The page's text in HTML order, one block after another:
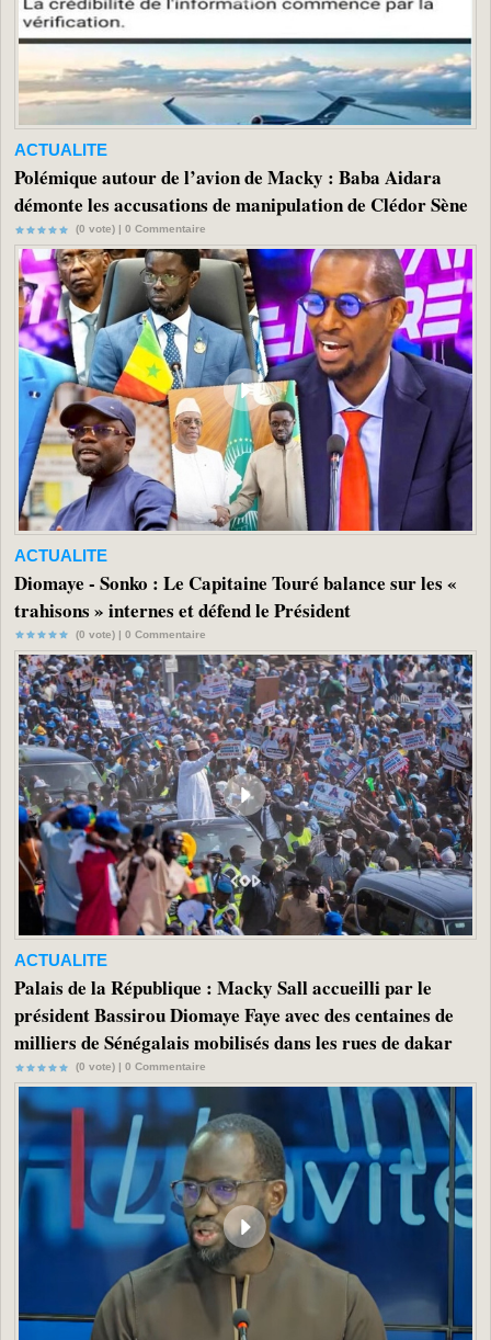
ACTUALITE
Polémique autour de l’avion de Macky : Baba Aidara
démonte les accusations de manipulation de Clédor Sène
(0 vote) | 0 Commentaire
ACTUALITE
Diomaye - Sonko : Le Capitaine Touré balance sur les «
trahisons » internes et défend le Président
(0 vote) | 0 Commentaire
ACTUALITE
Palais de la République : Macky Sall accueilli par le
président Bassirou Diomaye Faye avec des centaines de
milliers de Sénégalais mobilisés dans les rues de dakar
(0 vote) | 0 Commentaire